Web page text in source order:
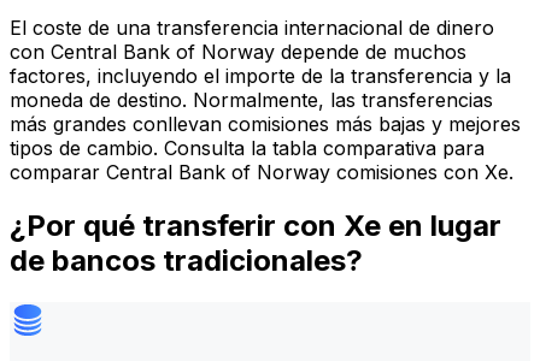
El coste de una transferencia internacional de dinero
con Central Bank of Norway depende de muchos
factores, incluyendo el importe de la transferencia y la
moneda de destino. Normalmente, las transferencias
más grandes conllevan comisiones más bajas y mejores
tipos de cambio. Consulta la tabla comparativa para
comparar Central Bank of Norway comisiones con Xe.
¿Por qué transferir con Xe en lugar
de bancos tradicionales?